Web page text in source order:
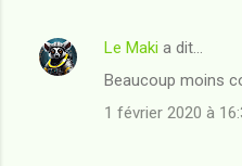
i
r
Le Maki a dit…
Beaucoup moins
1 février 2020 à